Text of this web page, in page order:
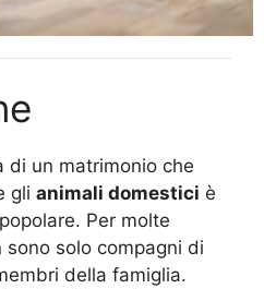
di un matrimonio che
gli animali domestici è
Per molte
sono solo compagni di
della famiglia.